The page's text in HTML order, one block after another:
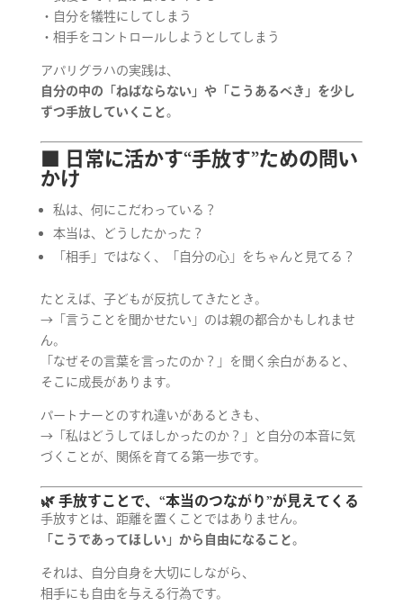
・自分を犠牲にしてしまう
・相手をコントロールしようとしてしまう
アパリグラハの実践は、
自分の中の「ねばならない」や「こうあるべき」を少し
ずつ手放していくこと。
■ 日常に活かす“手放す”ための問い
かけ
私は、何にこだわっている？
本当は、どうしたかった？
「相手」ではなく、「自分の心」をちゃんと見てる？
たとえば、子どもが反抗してきたとき。
→「言うことを聞かせたい」のは親の都合かもしれませ
ん。
「なぜその言葉を言ったのか？」を聞く余白があると、
そこに成長があります。
パートナーとのすれ違いがあるときも、
→「私はどうしてほしかったのか？」と自分の本音に気
づくことが、関係を育てる第一歩です。
🌿 手放すことで、“本当のつながり”が見えてくる
手放すとは、距離を置くことではありません。
「こうであってほしい」から自由になること。
それは、自分自身を大切にしながら、
相手にも自由を与える行為です。